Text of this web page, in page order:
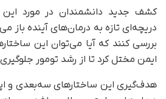
کشف جدید دانشمندان در مورد این
دریچه‌ای تازه به درمان‌های آینده باز
بررسی کنند که آیا می‌توان این
ایمن مختل کرد تا از رشد تومور
هدف‌گیری این ساختارهای سه‌بعدی و